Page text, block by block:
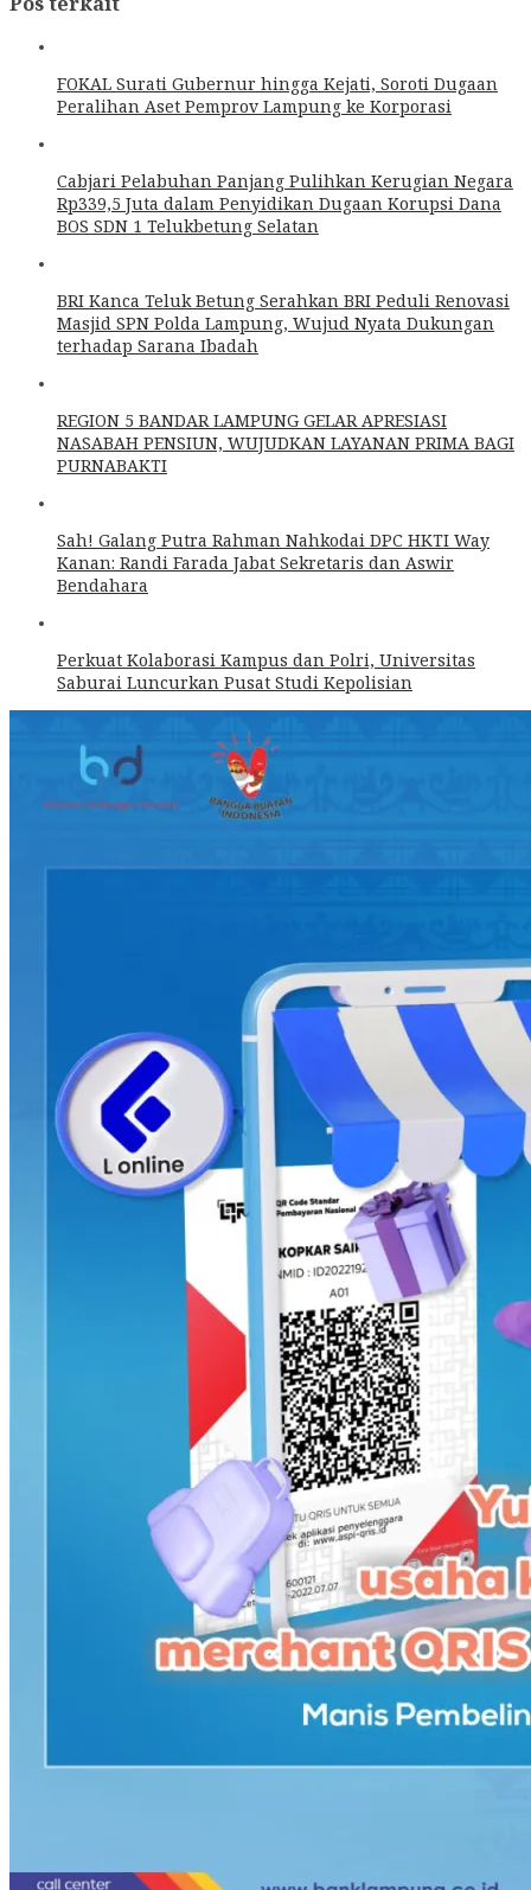
FOKAL Surati Gubernur hingga Kejati, Soroti Dugaan
Peralihan Aset Pemprov Lampung ke Korporasi
Cabjari Pelabuhan Panjang Pulihkan Kerugian Negara
Rp339,5 Juta dalam Penyidikan Dugaan Korupsi Dana
BOS SDN 1 Telukbetung Selatan
BRI Kanca Teluk Betung Serahkan BRI Peduli Renovasi
Masjid SPN Polda Lampung, Wujud Nyata Dukungan
terhadap Sarana Ibadah
REGION 5 BANDAR LAMPUNG GELAR APRESIASI
NASABAH PENSIUN, WUJUDKAN LAYANAN PRIMA BAGI
PURNABAKTI
Sah! Galang Putra Rahman Nahkodai DPC HKTI Way
Kanan: Randi Farada Jabat Sekretaris dan Aswir
Bendahara
Perkuat Kolaborasi Kampus dan Polri, Universitas
Saburai Luncurkan Pusat Studi Kepolisian